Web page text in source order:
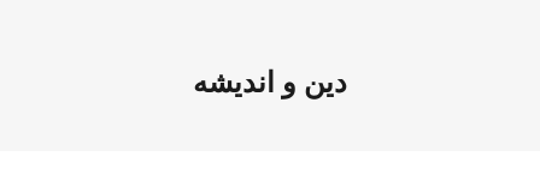
دین و اندیشه